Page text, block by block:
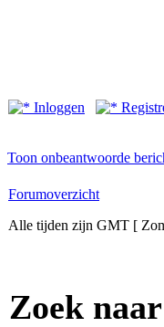
Inloggen
Toon onbeantwoorde
Forumoverzicht
Alle tijden zijn GMT [
Zoek